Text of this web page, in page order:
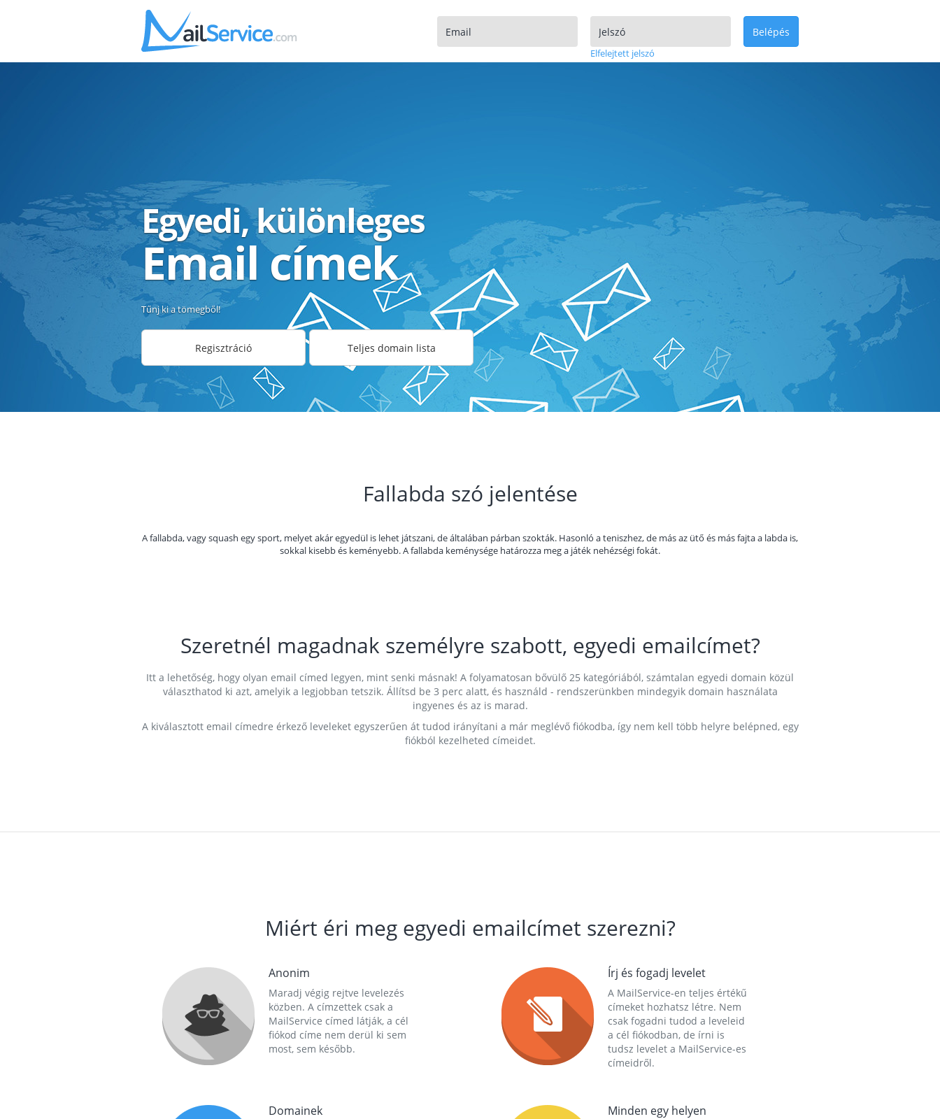
Elfelejtett jelszó
Belépés
Egyedi, különleges
Email címek
Tűnj ki a tömegből!
Regisztráció Teljes domain lista
Fallabda szó jelentése
A fallabda, vagy squash egy sport, melyet akár egyedül is lehet játszani, de általában párban szokták. Hasonló a teniszhez, de más az ütő és más fajta a labda is,
sokkal kisebb és keményebb. A fallabda keménysége határozza meg a játék nehézségi fokát.
Szeretnél magadnak személyre szabott, egyedi emailcímet?
Itt a lehetőség, hogy olyan email címed legyen, mint senki másnak! A folyamatosan bővülő 25 kategóriából, számtalan egyedi domain közül
választhatod ki azt, amelyik a legjobban tetszik. Állítsd be 3 perc alatt, és használd - rendszerünkben mindegyik domain használata
ingyenes és az is marad.
A kiválasztott email címedre érkező leveleket egyszerűen át tudod irányítani a már meglévő fiókodba, így nem kell több helyre belépned, egy
fiókból kezelheted címeidet.
Miért éri meg egyedi emailcímet szerezni?
Anonim
Maradj végig rejtve levelezés
közben. A címzettek csak a
MailService címed látják, a cél
fiókod címe nem derül ki sem
most, sem később.
Írj és fogadj levelet
A MailService-en teljes értékű
címeket hozhatsz létre. Nem
csak fogadni tudod a leveleid
a cél fiókodban, de írni is
tudsz levelet a MailService-es
címeidről.
Domainek Minden egy helyen